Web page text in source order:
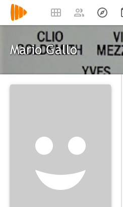
Mario Gallo